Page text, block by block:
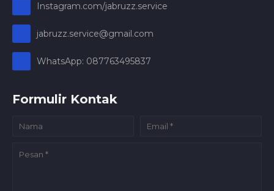
Instagram.com/jabruzz.service
jabruzz.service@gmail.com
WhatsApp: 087763495837
Formulir Kontak